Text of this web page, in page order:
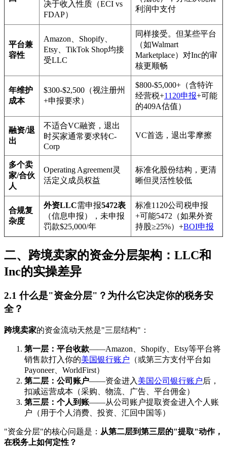
决于收入性质（ECI vs
FDAP）
利润中支付
平台兼
容性
Amazon、Shopify、
Etsy、TikTok Shop均接
受LLC
同样接受。但某些平台
（如Walmart
Marketplace）对Inc的审
核更顺畅
年维护
成本
$300-$2,500（视注册州
+申报要求）
$800-$5,000+（含特许
经营税+1120申报+可能
的409A估值）
融资/退
出
不适合VC融资，退出
时买家通常要求转C-
Corp
VC首选，退出零摩擦
多个卖
家/合伙
人
Operating Agreement灵
活定义成员权益
标准化股份结构，更清
晰但灵活性较低
合规复
杂度
外资LLC需申报5472表
（信息申报），未申报
罚款$25,000/年
标准1120公司税申报
+可能5472（如果外资
持股≥25%）+BOI申报
二、跨境卖家的资金分层架构：LLC和
Inc的实操差异
2.1 什么是"资金分层"？为什么它决定你的税务安
全？
跨境卖家的资金流动天然是"三层结构"：
第一层：平台收款——Amazon、Shopify、Etsy等平台将
销售款打入你的美国银行账户 （或第三方支付平台如
Payoneer、WorldFirst）
第二层：公司账户——资金进入 美国公司银行账户后，
扣减运营成本（采购、物流、广告、平台佣金）
第三层：个人到账——从公司账户提取资金进入个人账
户（用于个人消费、投资、汇回中国等）
"资金分层"的核心问题是： 从第二层到第三层的"提取"动作，
在税务上如何定性？